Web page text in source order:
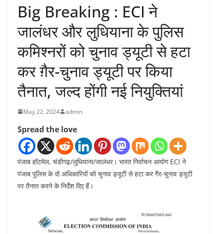
Big Breaking : ECI ने
जालंधर और लुधियाना के पुलिस
कमिश्नरों को चुनाव ड्यूटी से हटा
कर ग़ैर-चुनाव ड्यूटी पर किया
तैनात, जल्द होंगी नई नियुक्तियां
May 22, 2024 admin
Spread the love
पंजाब हॉटमेल, चंडीगढ़/लुधियाना/जालंधर। भारत निर्वाचन आयोग ECI ने
पंजाब पुलिस के दो अधिकारियों को चुनाव ड्यूटी से हटा कर गैर-चुनाव ड्यूटी
पर तैनात करने के निर्देश दिए हैं।